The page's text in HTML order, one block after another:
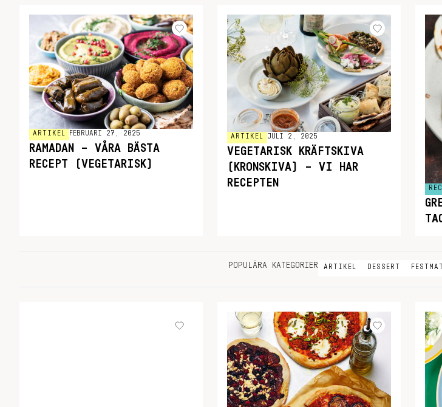
ARTIKEL FEBRUARI 27, 2025
RAMADAN – VÅRA BÄSTA
RECEPT (VEGETARISK)
ARTIKEL JULI 2, 2025
VEGETARISK KRÄFTSKIVA
(KRONSKIVA) – VI HAR
RECEPTEN
POPULÄRA KATEGORIER ARTIKEL DESSERT